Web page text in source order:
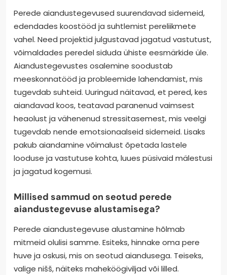
Perede aiandustegevused suurendavad sidemeid,
edendades koostööd ja suhtlemist pereliikmete
vahel. Need projektid julgustavad jagatud vastutust,
võimaldades peredel siduda ühiste eesmärkide üle.
Aiandustegevustes osalemine soodustab
meeskonnatööd ja probleemide lahendamist, mis
tugevdab suhteid. Uuringud näitavad, et pered, kes
aiandavad koos, teatavad paranenud vaimsest
heaolust ja vähenenud stressitasemest, mis veelgi
tugevdab nende emotsionaalseid sidemeid. Lisaks
pakub aiandamine võimalust õpetada lastele
looduse ja vastutuse kohta, luues püsivaid mälestusi
ja jagatud kogemusi.
Millised sammud on seotud perede
aiandustegevuse alustamisega?
Perede aiandustegevuse alustamine hõlmab
mitmeid olulisi samme. Esiteks, hinnake oma pere
huve ja oskusi, mis on seotud aiandusega. Teiseks,
valige nišš, näiteks maheköögiviljad või lilled.